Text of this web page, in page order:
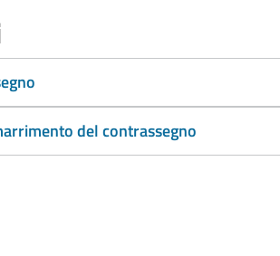
del contrassegno